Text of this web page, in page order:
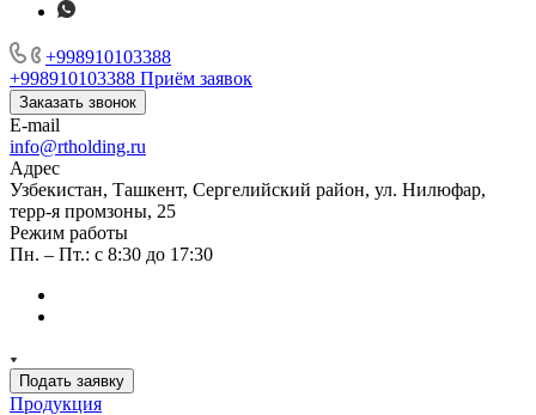
+998910103388
+998910103388 Приём заявок
Заказать звонок
E-mail
info@rtholding.ru
Адрес
Узбекистан, Ташкент, Сергелийский район, ул. Нилюфар,
терр-я промзоны, 25
Режим работы
Пн. – Пт.: с 8:30 до 17:30
Подать заявку
Продукция